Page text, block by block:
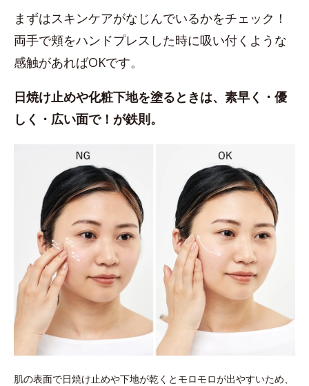
まずはスキンケアがなじんでいるかをチェック！
両手で頬をハンドプレスした時に吸い付くような
感触があればOKです。
日焼け止めや化粧下地を塗るときは、素早く・優
しく・広い面で！が鉄則。
肌の表面で日焼け止めや下地が乾くとモロモロが出やすいため、